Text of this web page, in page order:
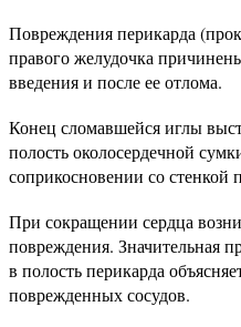
Повреждения перикарда
правого желудочка
введения и после ее отлома.
Конец сломавшейся иглы
полость околосердечной
соприкосновении со стенкой
При сокращении сердца
повреждения. Значительная
в полость перикарда
поврежденных сосудов.